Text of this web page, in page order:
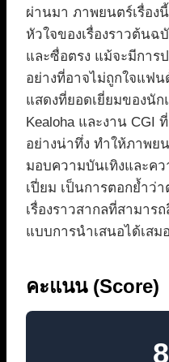
ผ่านมา ภาพยนตร์เรื่อง
หัวใจของเรื่องราวต้นฉ
และซื่อตรง แม้จะมีการ
อย่างที่อาจไม่ถูกใจแฟ
แสดงที่ยอดเยี่ยมของนัก
Kealoha และงาน CGI
อย่างน่าทึ่ง ทำให้ภาพย
มอบความบันเทิงและคว
เปี่ยม เป็นการตอกย้ำว่
เรื่องราวสากลที่สามาร
แบบการนำเสนอได้เสมอ
คะแนน (Score)